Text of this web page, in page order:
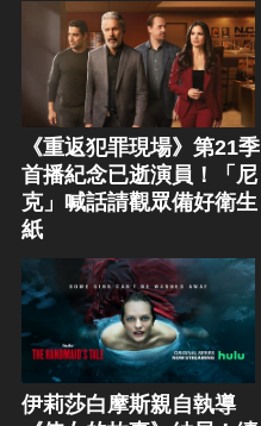
《重返犯罪現場》第21季
首播紀念已逝演員！「尼
克」喊話請觀眾備好衛生
紙
伊莉莎白摩斯親自執導